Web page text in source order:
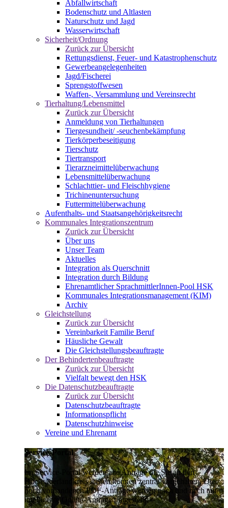
Abfallwirtschaft
Bodenschutz und Altlasten
Naturschutz und Jagd
Wasserwirtschaft
Sicherheit/Ordnung
Zurück zur Übersicht
Rettungsdienst, Feuer- und Katastrophenschutz
Gewerbeangelegenheiten
Jagd/Fischerei
Sprengstoffwesen
Waffen-, Versammlung und Vereinsrecht
Tierhaltung/Lebensmittel
Zurück zur Übersicht
Anmeldung von Tierhaltungen
Tiergesundheit/ -seuchenbekämpfung
Tierkörperbeseitigung
Tierschutz
Tiertransport
Tierarzneimittelüberwachung
Lebensmittelüberwachung
Schlachttier- und Fleischhygiene
Trichinenuntersuchung
Futtermittelüberwachung
Aufenthalts- und Staatsangehörigkeitsrecht
Kommunales Integrationszentrum
Zurück zur Übersicht
Über uns
Unser Team
Aktuelles
Integration als Querschnitt
Integration durch Bildung
Ehrenamtlicher SprachmittlerInnen-Pool HSK
Kommunales Integrationsmanagement (KIM)
Archiv
Gleichstellung
Zurück zur Übersicht
Vereinbarkeit Familie Beruf
Häusliche Gewalt
Die Gleichstellungsbeauftragte
Der Behindertenbeauftragte
Zurück zur Übersicht
Vielfalt bewegt den HSK
Die Datenschutzbeauftragte
Zurück zur Übersicht
Datenschutzbeauftragte
Informationspflicht
Datenschutzhinweise
Vereine und Ehrenamt
Service-Portal
Im Service-Portal werden alle Anträge die Sie an den
Hochsauerlandkreis stellen können zentral vorgehalten. Die
noch vorhandenen PDF-Anträge werden nach und nach auf
intelligente Online-Anträge umgestellt.